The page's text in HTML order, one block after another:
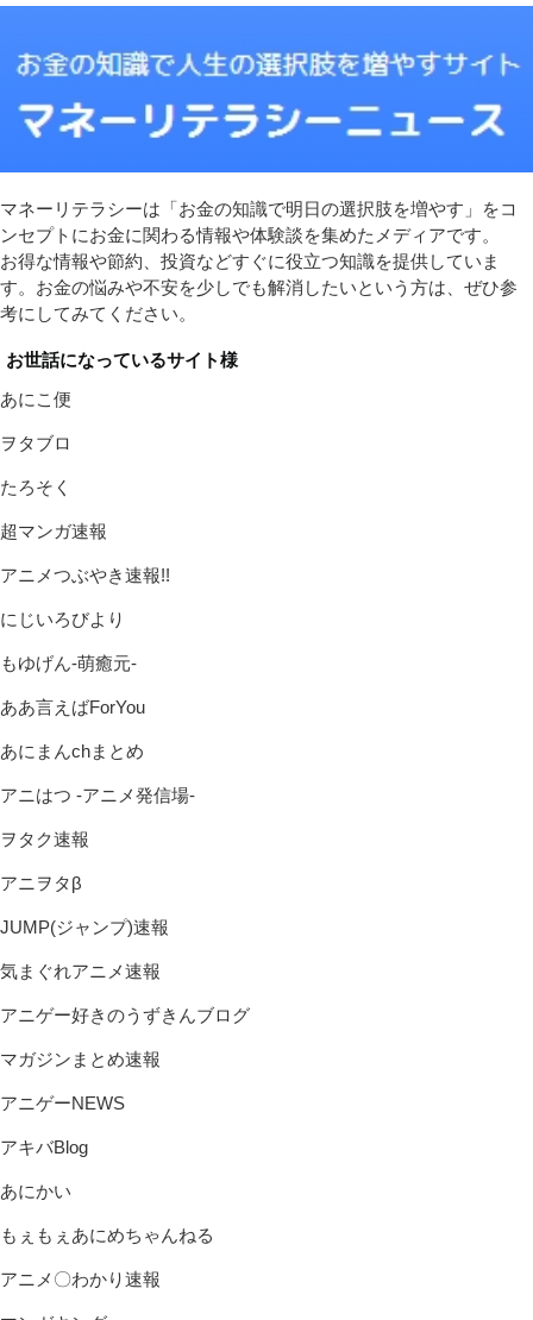
マネーリテラシーは「お金の知識で明日の選択肢を増やす」をコ
ンセプトにお金に関わる情報や体験談を集めたメディアです。
お得な情報や節約、投資などすぐに役立つ知識を提供していま
す。お金の悩みや不安を少しでも解消したいという方は、ぜひ参
考にしてみてください。
お世話になっているサイト様
あにこ便
ヲタブロ
たろそく
超マンガ速報
アニメつぶやき速報!!
にじいろびより
もゆげん-萌癒元-
ああ言えばForYou
あにまんchまとめ
アニはつ -アニメ発信場-
ヲタク速報
アニヲタβ
JUMP(ジャンプ)速報
気まぐれアニメ速報
アニゲー好きのうずきんブログ
マガジンまとめ速報
アニゲーNEWS
アキバBlog
あにかい
もぇもぇあにめちゃんねる
アニメ〇わかり速報